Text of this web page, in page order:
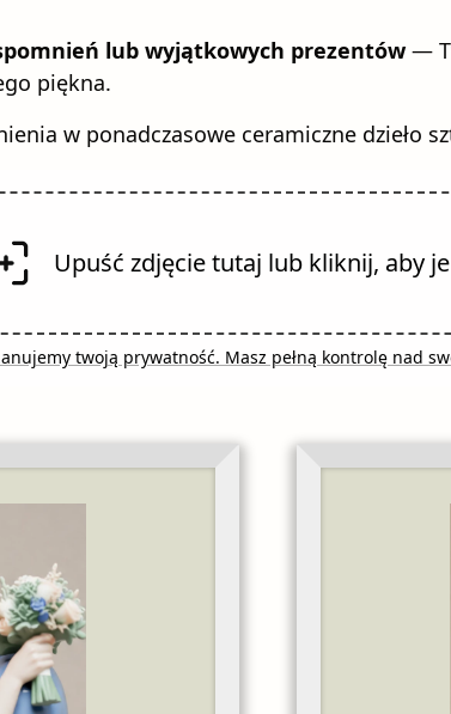
lub wyjątkowych prezentów—
piękna.
w ponadczasowe ceramiczne dzieło
Upuść zdjęcie tutaj lub kliknij, aby je
twoją prywatność. Masz pełną kontrolę nad